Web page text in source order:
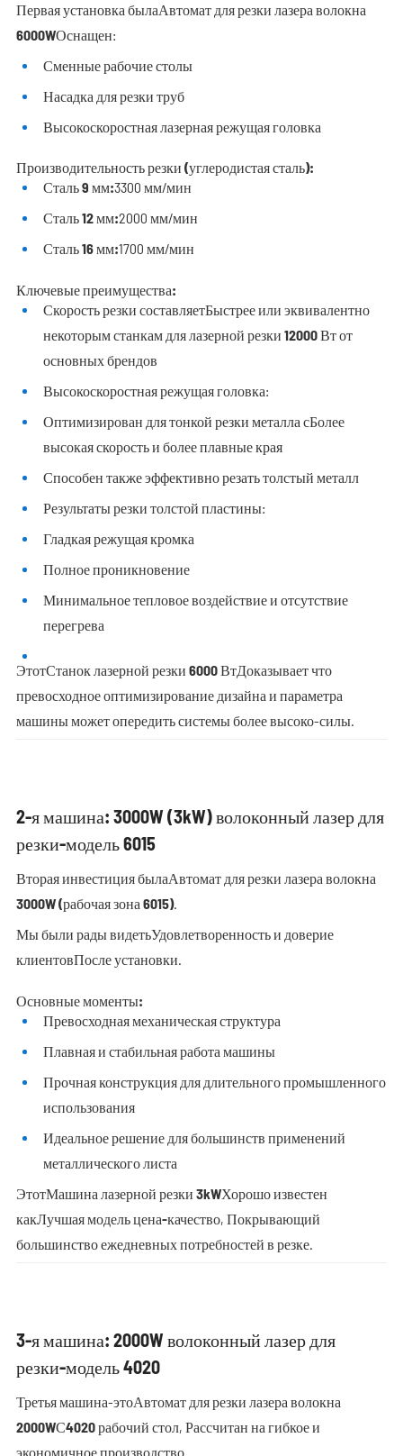
Первая установка былаАвтомат для резки лазера волокна
6000WОснащен:
Сменные рабочие столы
Насадка для резки труб
Высокоскоростная лазерная режущая головка
Производительность резки (углеродистая сталь):
Сталь 9 мм:3300 мм/мин
Сталь 12 мм:2000 мм/мин
Сталь 16 мм:1700 мм/мин
Ключевые преимущества:
Скорость резки составляетБыстрее или эквивалентно
некоторым станкам для лазерной резки 12000 Вт от
основных брендов
Высокоскоростная режущая головка:
Оптимизирован для тонкой резки металла сБолее
высокая скорость и более плавные края
Способен также эффективно резать толстый металл
Результаты резки толстой пластины:
Гладкая режущая кромка
Полное проникновение
Минимальное тепловое воздействие и отсутствие
перегрева
ЭтотСтанок лазерной резки 6000 ВтДоказывает что
превосходное оптимизирование дизайна и параметра
машины может опередить системы более высоко-силы.
2-я машина: 3000W (3kW) волоконный лазер для
резки-модель 6015
Вторая инвестиция былаАвтомат для резки лазера волокна
3000W (рабочая зона 6015).
Мы были рады видетьУдовлетворенность и доверие
клиентовПосле установки.
Основные моменты:
Превосходная механическая структура
Плавная и стабильная работа машины
Прочная конструкция для длительного промышленного
использования
Идеальное решение для большинств применений
металлического листа
ЭтотМашина лазерной резки 3kWХорошо известен
какЛучшая модель цена-качество, Покрывающий
большинство ежедневных потребностей в резке.
3-я машина: 2000W волоконный лазер для
резки-модель 4020
Третья машина-этоАвтомат для резки лазера волокна
2000WС4020 рабочий стол, Рассчитан на гибкое и
экономичное производство.